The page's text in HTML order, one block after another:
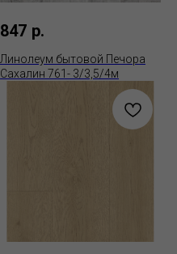
847 р.
Линолеум бытовой Печора
Сахалин 761- 3/3,5/4м